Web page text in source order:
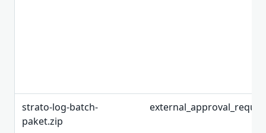
strato-log-batch-
paket.zip